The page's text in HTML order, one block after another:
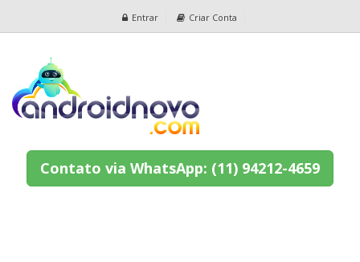
Entrar Criar Conta
Contato via WhatsApp: (11) 94212-4659